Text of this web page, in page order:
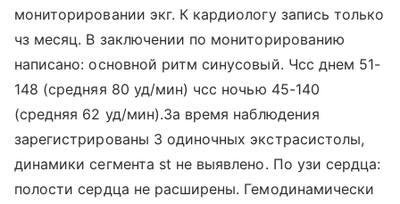
мониторировании экг. К кардиологу запись только
чз месяц. В заключении по мониторированию
написано: основной ритм синусовый. Чсс днем 51-
148 (средняя 80 уд/мин) чсс ночью 45-140
(средняя 62 уд/мин).За время наблюдения
зарегистрированы 3 одиночных экстрасистолы,
динамики сегмента st не выявлено. По узи сердца:
полости сердца не расширены. Гемодинамически